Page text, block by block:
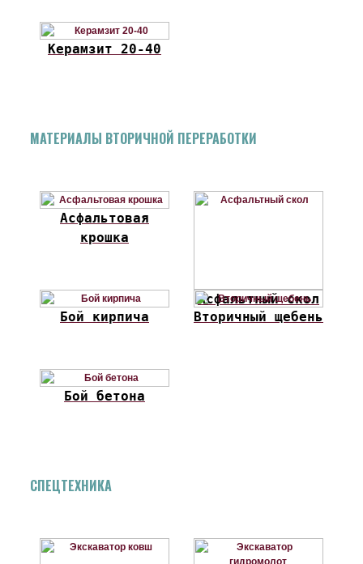
Керамзит 20-40
МАТЕРИАЛЫ ВТОРИЧНОЙ ПЕРЕРАБОТКИ
Асфальтовая
крошка
Асфальтный скол
Бой кирпича
Вторичный щебень
Бой бетона
СПЕЦТЕХНИКА